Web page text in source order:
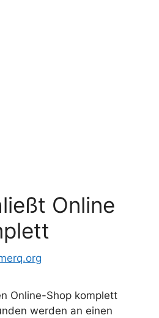
Online
Online-Shop komplett
werden an einen